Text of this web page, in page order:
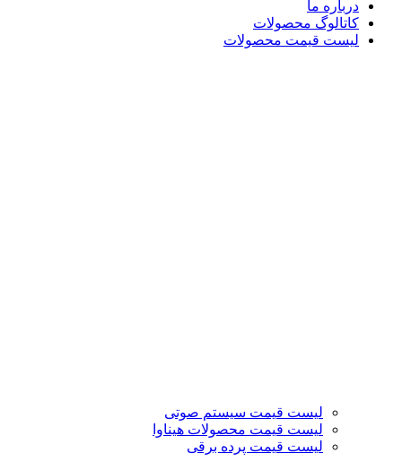
درباره ما
کاتالوگ محصولات
لیست قیمت محصولات
لیست قیمت سیستم صوتی
لیست قیمت محصولات هیناوا
لیست قیمت پرده برقی